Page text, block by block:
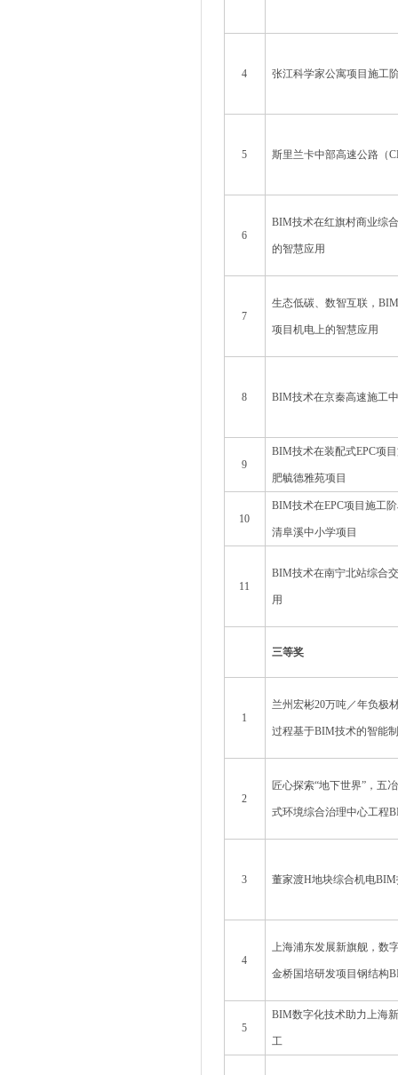
4 张江科学家公寓项目施工
5 斯里兰卡中部高速公路（
6
BIM技术在红旗村商业综
的智慧应用
7
生态低碳、数智互联，
项目机电上的智慧应用
8 BIM技术在京秦高速施工
9
BIM技术在装配式EPC项
肥毓德雅苑项目
10
BIM技术在EPC项目施工
清阜溪中小学项目
11
BIM技术在南宁北站综合
用
三等奖
1
兰州宏彬20万吨／年负极
过程基于BIM技术的智能
2
匠心探索“地下世界”，五
式环境综合治理中心工程
3 董家渡H地块综合机电
4
上海浦东发展新旗舰，
金桥国培研发项目钢结构
5
BIM数字化技术助力上海
工